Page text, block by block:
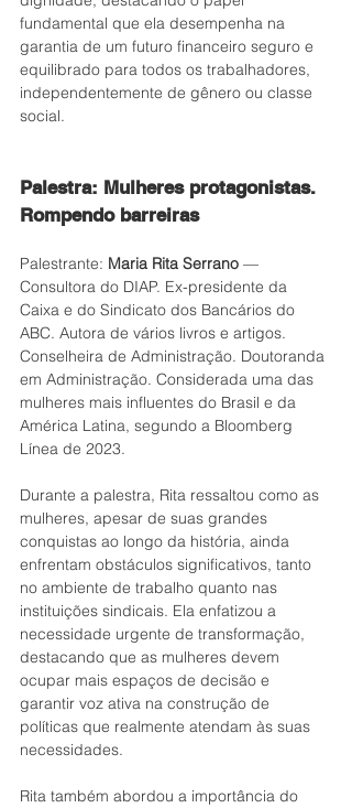
fundamental que ela desempenha na
garantia de um futuro financeiro seguro e
equilibrado para todos os trabalhadores,
independentemente de gênero ou classe
social.
Palestra: Mulheres protagonistas.
Rompendo barreiras
Palestrante: Maria Rita Serrano —
Consultora do DIAP. Ex-presidente da
Caixa e do Sindicato dos Bancários do
ABC. Autora de vários livros e artigos.
Conselheira de Administração. Doutoranda
em Administração. Considerada uma das
mulheres mais influentes do Brasil e da
América Latina, segundo a Bloomberg
Línea de 2023.
Durante a palestra, Rita ressaltou como as
mulheres, apesar de suas grandes
conquistas ao longo da história, ainda
enfrentam obstáculos significativos, tanto
no ambiente de trabalho quanto nas
instituições sindicais. Ela enfatizou a
necessidade urgente de transformação,
destacando que as mulheres devem
ocupar mais espaços de decisão e
garantir voz ativa na construção de
políticas que realmente atendam às suas
necessidades.
Rita também abordou a importância do